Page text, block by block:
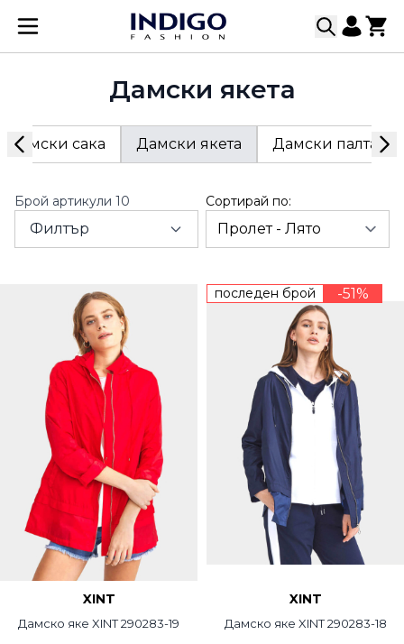
Прескачане към съдържанието
Дамски якета
Дамски сака Дамски якета Дамски палта
Брой артикули 10
Филтър
Сортирай по:
XINT
Дамско яке XINT 290283-19
последен брой -51%
XINT
Дамско яке XINT 290283-18